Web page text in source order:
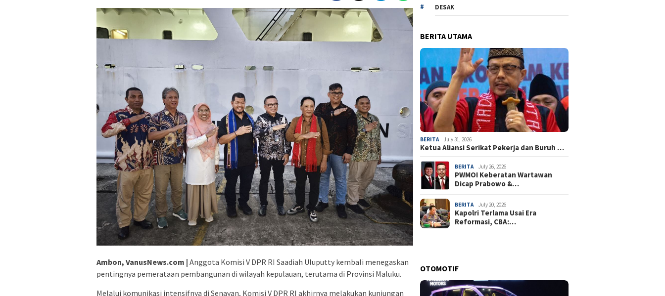
Ambon, VanusNews.com | Anggota Komisi V DPR RI Saadiah Uluputty kembali menegaskan
pentingnya pemerataan pembangunan di wilayah kepulauan, terutama di Provinsi Maluku.
Melalui komunikasi intensifnya di Senayan, Komisi V DPR RI akhirnya melakukan kunjungan
DESAK
BERITA UTAMA
BERITA July 31, 2026
Ketua Aliansi Serikat Pekerja dan Buruh …
BERITA July 26, 2026
PWMOI Keberatan Wartawan
Dicap Prabowo &…
BERITA July 20, 2026
Kapolri Terlama Usai Era
Reformasi, CBA:…
OTOMOTIF